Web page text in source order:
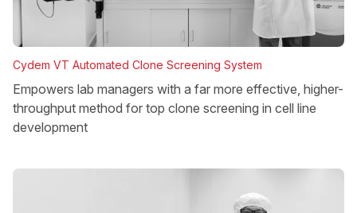
Cydem VT Automated Clone Screening System
Empowers lab managers with a far more effective, higher-
throughput method for top clone screening in cell line
development